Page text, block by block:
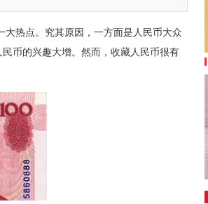
热点。究其原因，一方面是人民币大众
民币的兴趣大增。然而，收藏人民币很有